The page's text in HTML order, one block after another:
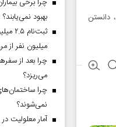
دانستن
بهبود نمی‌یابند؟
میلیون نفر از
چرا بعد از
می‌ریزد؟
چرا
نمی‌شوند؟